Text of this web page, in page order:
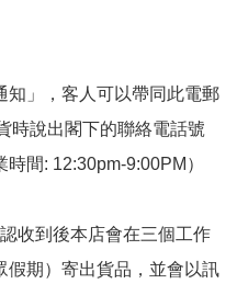
知」，客人可以帶同此電郵
時說出閣下的聯絡電話號
間: 12:30pm-9:00PM）
收到後本店會在三個工作
假期）寄出貨品，並會以訊